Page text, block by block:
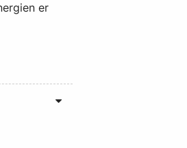
er